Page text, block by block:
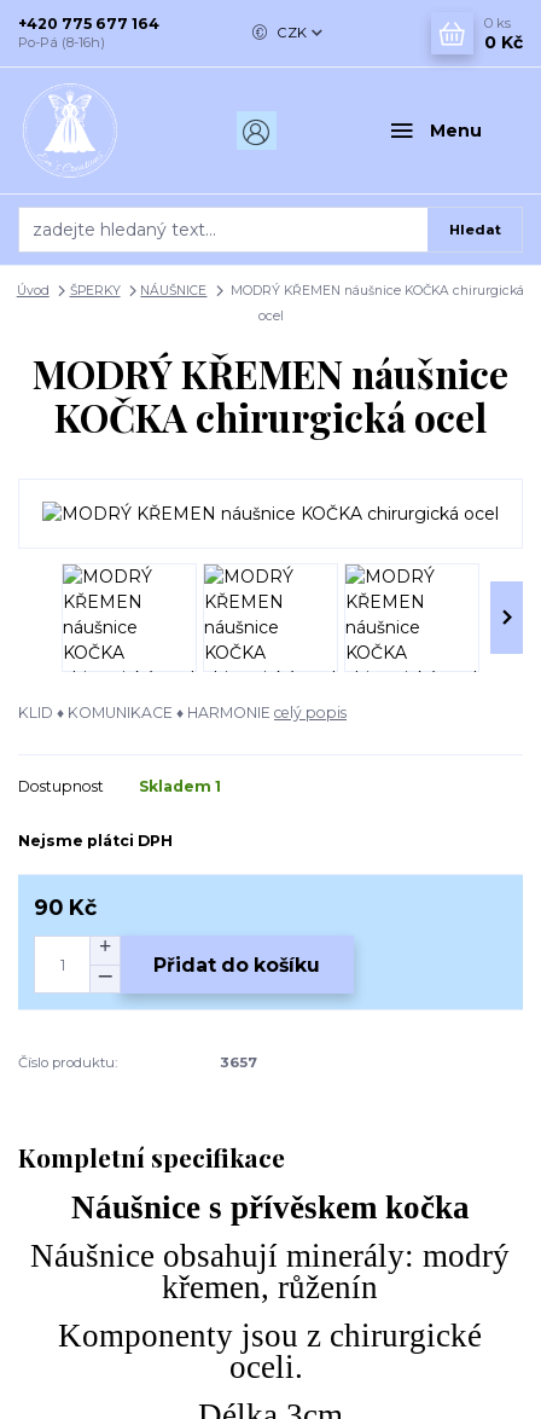
Menu
CZK
Hledat
+420 775 677 164
Po-Pá (8-16h)
0 ks
0 Kč
Úvod ŠPERKY NÁUŠNICE
MODRÝ KŘEMEN náušnice KOČKA chirurgická
ocel
MODRÝ KŘEMEN náušnice
KOČKA chirurgická ocel
KLID ♦ KOMUNIKACE ♦ HARMONIE celý popis
Dostupnost Skladem 1
Nejsme plátci DPH
90 Kč
Přidat do košíku
Číslo produktu: 3657
Kompletní specifikace
Náušnice s přívěskem kočka
Náušnice obsahují minerály: modrý
křemen, růženín
Komponenty jsou z chirurgické
oceli.